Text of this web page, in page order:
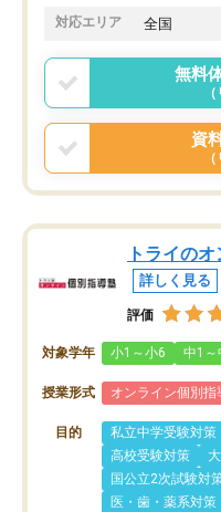
でした。
言う事で講師変更の申し
まりに短期での変更だっ
う事にして退会しました
戻せ、授業内容や講師の
と思います。
対応エリア 全国
無料
資
トライの
詳しく見る
評価
対象学年 小1～小6 中1～
授業形式 オンライン個別指
目的 私立中学受験対策
高校受験対策
国公立2次試験対
医・歯・薬系対策